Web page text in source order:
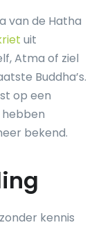
van de Hatha
uit
Atma of ziel
Buddha’s.
op een
hebben
bekend.
kennis